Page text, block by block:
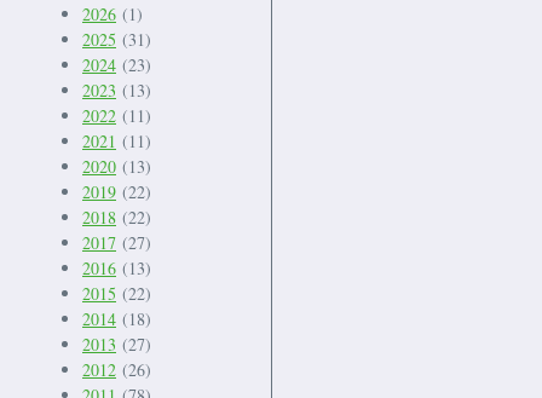
2026 (1)
2025 (31)
2024 (23)
2023 (13)
2022 (11)
2021 (11)
2020 (13)
2019 (22)
2018 (22)
2017 (27)
2016 (13)
2015 (22)
2014 (18)
2013 (27)
2012 (26)